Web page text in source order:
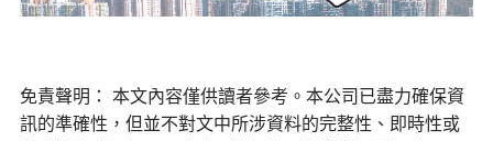
免責聲明： 本文內容僅供讀者參考。本公司已盡力確保資
訊的準確性，但並不對文中所涉資料的完整性、即時性或